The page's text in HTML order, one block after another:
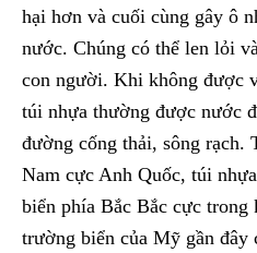
hại hơn và cuối cùng gây ô
nước. Chúng có thể len lỏi
con người. Khi không được
túi nhựa thường được nước
đường cống thải, sông rạch.
Nam cực Anh Quốc, túi
biển phía Bắc Bắc cực
trường biển của Mỹ gần đây